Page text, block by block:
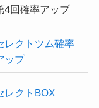
4回確率アップ
レクトツム確率
ップ
レクトBOX